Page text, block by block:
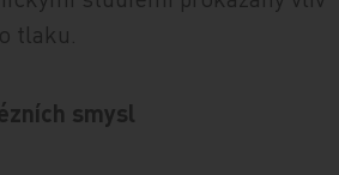
tlaku.
smysl